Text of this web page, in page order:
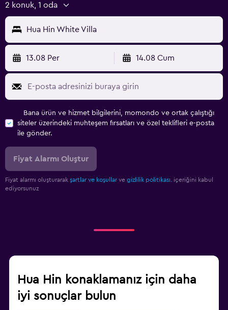
2 konuk, 1 oda
Hua Hin White Villa
13.08 Per 14.08 Cum
Bana ürün ve hizmet bilgilerini, momondo ve ortak çalıştığı
siteler üzerindeki muhteşem fırsatları ve özel teklifleri e-posta
ile gönder.
Fiyat Alarmı Oluştur
Fiyat alarmı oluşturarak şartlar ve koşullar ve gizlilik politikası.
içeriğini kabul
ediyorsunuz
Hua Hin konaklamanız için daha
iyi sonuçlar bulun